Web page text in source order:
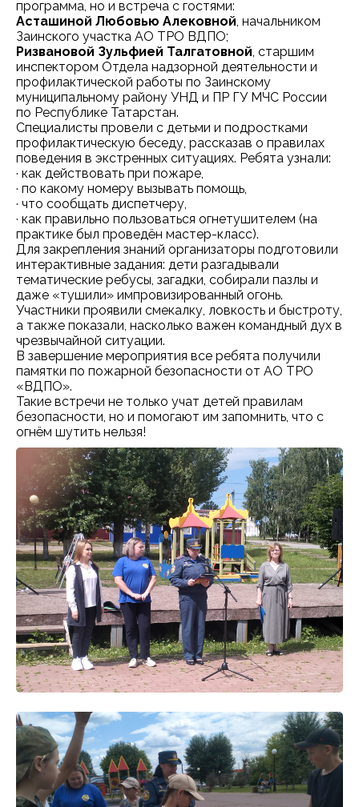
программа, но и встреча с гостями:
Асташиной Любовью Алековной, начальником
Заинского участка АО ТРО ВДПО;
Ризвановой Зульфией Талгатовной, старшим
инспектором Отдела надзорной деятельности и
профилактической работы по Заинскому
муниципальному району УНД и ПР ГУ МЧС России
по Республике Татарстан.
Специалисты провели с детьми и подростками
профилактическую беседу, рассказав о правилах
поведения в экстренных ситуациях. Ребята узнали:
· как действовать при пожаре,
· по какому номеру вызывать помощь,
· что сообщать диспетчеру,
· как правильно пользоваться огнетушителем (на
практике был проведён мастер-класс).
Для закрепления знаний организаторы подготовили
интерактивные задания: дети разгадывали
тематические ребусы, загадки, собирали пазлы и
даже «тушили» импровизированный огонь.
Участники проявили смекалку, ловкость и быстроту,
а также показали, насколько важен командный дух в
чрезвычайной ситуации.
В завершение мероприятия все ребята получили
памятки по пожарной безопасности от АО ТРО
«ВДПО».
Такие встречи не только учат детей правилам
безопасности, но и помогают им запомнить, что с
огнём шутить нельзя!